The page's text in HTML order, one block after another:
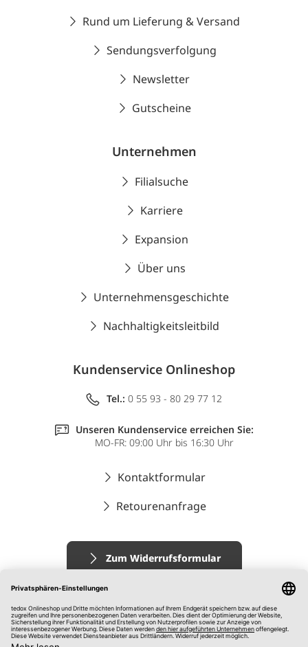
Rund um Lieferung & Versand
Sendungsverfolgung
Newsletter
Gutscheine
Unternehmen
Filialsuche
Karriere
Expansion
Über uns
Unternehmensgeschichte
Nachhaltigkeitsleitbild
Kundenservice Onlineshop
Tel.: 0 55 93 - 80 29 77 12
Unseren Kundenservice erreichen Sie:
MO-FR: 09:00 Uhr bis 16:30 Uhr
Kontaktformular
Retourenanfrage
Zum Widerrufsformular
Impressum
AGB